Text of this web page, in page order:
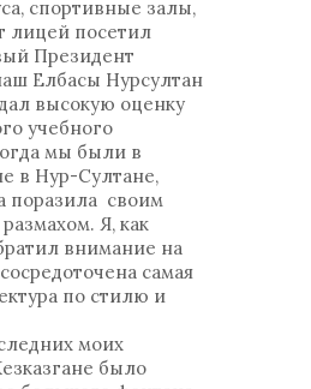
спортивные залы,
лицей посетил
Президент
Елбасы Нурсултан
высокую оценку
учебного
мы были в
в Нур-Султане,
поразила своим
Я, как
внимание на
самая
по стилю и
моих
было